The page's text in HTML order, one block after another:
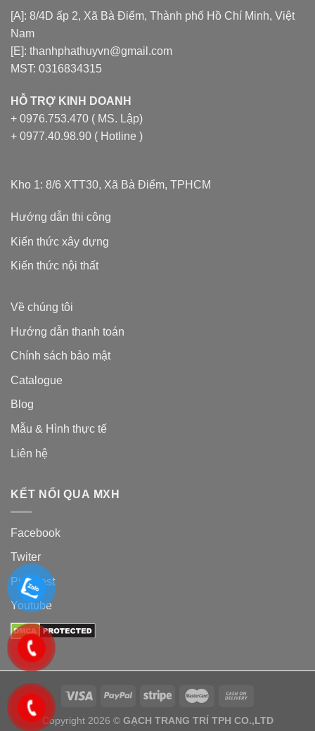
[A]: 8/4D ấp 2, Xã Bà Điểm, Thành phố Hồ Chí Minh, Việt
Nam
[E]: thanhphathuyvn@gmail.com
MST: 0316834315
HỖ TRỢ KINH DOANH
+ 0976.753.470 ( MS. Lập)
+ 0977.40.98.90 ( Hotline )
Kho 1: 8/6 XTT30, Xã Bà Điểm, TPHCM
Hướng dẫn thi công
Kiến thức xây dựng
Kiến thức nội thất
Về chúng tôi
Hướng dẫn thanh toán
Chính sách bảo mật
Catalogue
Blog
Mẫu & Hình thực tế
Liên hệ
KẾT NỐI QUA MXH
Facebook
Twiter
Pinterest
Youtube
Copyright 2026 © GẠCH TRANG TRÍ TPH CO.,LTD